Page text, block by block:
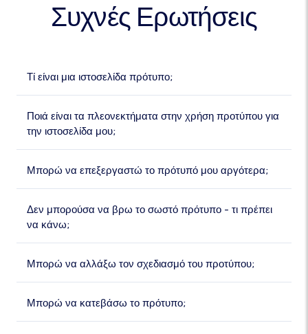
Συχνές Ερωτήσεις
Τί είναι μια ιστοσελίδα πρότυπο;
Ποιά είναι τα πλεονεκτήματα στην χρήση προτύπου για
την ιστοσελίδα μου;
Μπορώ να επεξεργαστώ το πρότυπό μου αργότερα;
Δεν μπορούσα να βρω το σωστό πρότυπο - τι πρέπει
να κάνω;
Μπορώ να αλλάξω τον σχεδιασμό του προτύπου;
Μπορώ να κατεβάσω το πρότυπο;